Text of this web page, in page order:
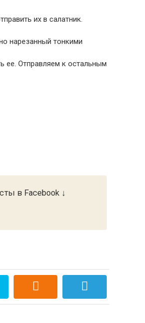
их в салатник.
нарезанный тонкими
ее. Отправляем к остальным
в Facebook ↓